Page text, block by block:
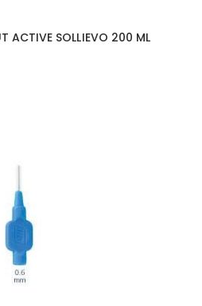
ACTIVE SOLLIEVO 200 ML